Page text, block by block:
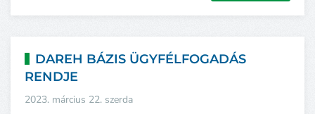
DAREH BÁZIS ÜGYFÉLFOGADÁS
RENDJE
2023. március 22. szerda